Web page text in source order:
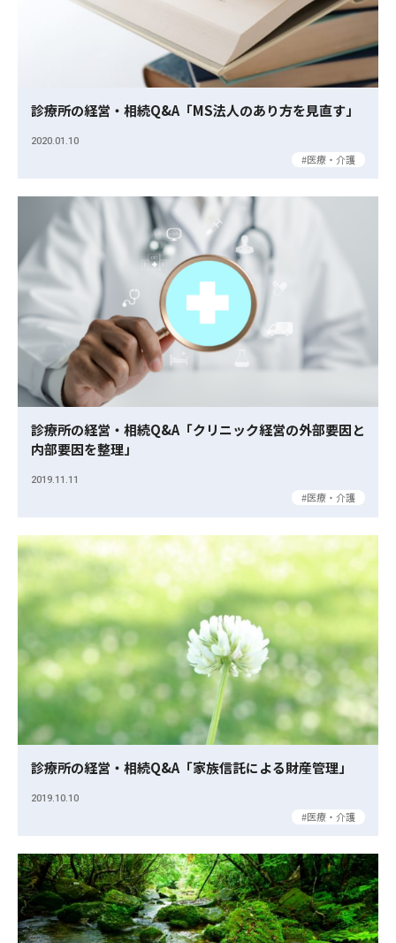
診療所の経営・相続Q&A「MS法人のあり方を見直す」
2020.01.10
医療・介護
診療所の経営・相続Q&A「クリニック経営の外部要因と
内部要因を整理」
2019.11.11
医療・介護
診療所の経営・相続Q&A「家族信託による財産管理」
2019.10.10
医療・介護